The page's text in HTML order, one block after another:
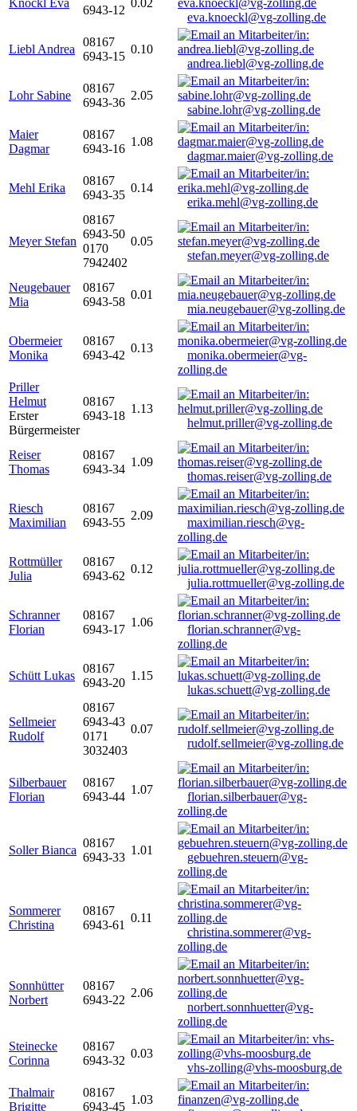
Knöckl Eva
6943-12
0.02
eva.knoeckl@vg-zolling.de
Liebl Andrea
08167
6943-15
0.10
andrea.liebl@vg-zolling.de
Lohr Sabine
08167
6943-36
2.05
sabine.lohr@vg-zolling.de
Maier
Dagmar
08167
6943-16
1.08
dagmar.maier@vg-zolling.de
Mehl Erika
08167
6943-35
0.14
erika.mehl@vg-zolling.de
Meyer Stefan
08167
6943-50
0170
7942402
0.05
stefan.meyer@vg-zolling.de
Neugebauer
Mia
08167
6943-58
0.01
mia.neugebauer@vg-zolling.de
Obermeier
Monika
08167
6943-42
0.13
monika.obermeier@vg-
zolling.de
Priller
Helmut
Erster
Bürgermeister
08167
6943-18
1.13
helmut.priller@vg-zolling.de
Reiser
Thomas
08167
6943-34
1.09
thomas.reiser@vg-zolling.de
Riesch
Maximilian
08167
6943-55
2.09
maximilian.riesch@vg-
zolling.de
Rottmüller
Julia
08167
6943-62
0.12
julia.rottmueller@vg-zolling.de
Schranner
Florian
08167
6943-17
1.06
florian.schranner@vg-
zolling.de
Schütt Lukas
08167
6943-20
1.15
lukas.schuett@vg-zolling.de
Sellmeier
Rudolf
08167
6943-43
0171
3032403
0.07
rudolf.sellmeier@vg-zolling.de
Silberbauer
Florian
08167
6943-44
1.07
florian.silberbauer@vg-
zolling.de
Soller Bianca
08167
6943-33
1.01
gebuehren.steuern@vg-
zolling.de
Sommerer
Christina
08167
6943-61
0.11
christina.sommerer@vg-
zolling.de
Sonnhütter
Norbert
08167
6943-22
2.06
norbert.sonnhuetter@vg-
zolling.de
Steinecke
Corinna
08167
6943-32
0.03
vhs-zolling@vhs-moosburg.de
Thalmair
Brigitte
08167
6943-45
1.03